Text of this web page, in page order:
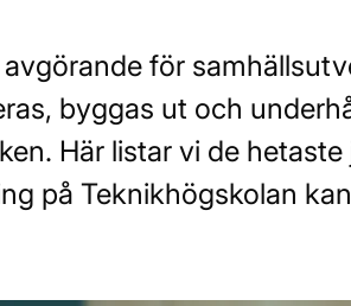
för
byggas ut och
Här listar vi de
på Teknikhögskolan